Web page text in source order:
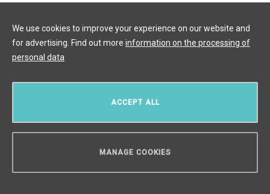
ACCEPT ALL
MANAGE COOKIES
We use cookies to improve your experience on our website and
for advertising. Find out more information on the processing of
personal data